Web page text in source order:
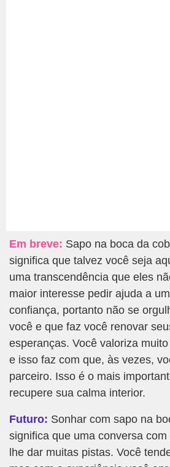
Em breve: Sapo na boca da
significa que talvez você seja
uma transcendência que eles
maior interesse pedir ajuda a
confiança, portanto não se
você e que faz você renovar
esperanças. Você valoriza
e isso faz com que, às vezes,
parceiro. Isso é o mais
recupere sua calma interior.
Futuro: Sonhar com sapo na
significa que uma conversa
lhe dar muitas pistas. Você